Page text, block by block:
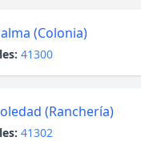
(Colonia)
41300
(Ranchería)
41302